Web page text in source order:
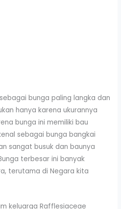
bunga paling langka dan
hanya karena ukurannya
bunga ini memiliki bau
sebagai bunga bangkai
sangat busuk dan baunya
terbesar ini banyak
terutama di Negara kita
keluarga Rafflesiaceae